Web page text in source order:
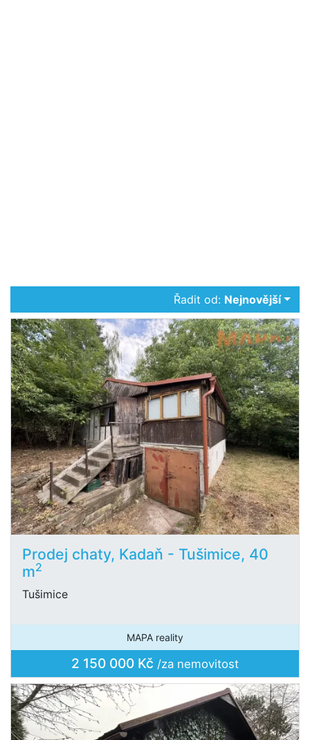
Řadit od: Nejnovější
Prodej chaty, Kadaň - Tušimice, 40
m2
Tušimice
MAPA reality
2 150 000 Kč /za nemovitost